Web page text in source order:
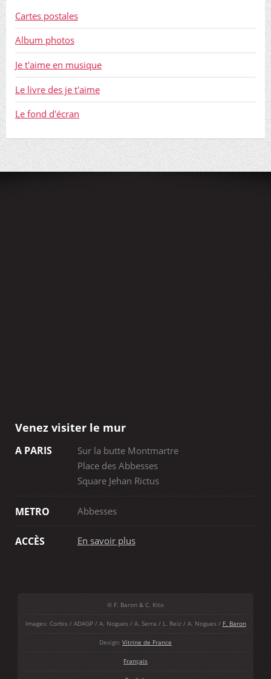
Cartes postales
Album photos
Je t'aime en musique
Le livre des je t'aime
Le fond d'écran
Venez visiter le mur
A PARIS
Sur la butte Montmartre
Place des Abbesses
Square Jehan Rictus
METRO Abbesses
ACCÈS En savoir plus
© F. Baron & C. Kito
Images: Corbis / ADAGP / A. Nogues / A. Serra / L. Reiz / A. Nogues / F. Baron
Design: Vitrine de France
Français